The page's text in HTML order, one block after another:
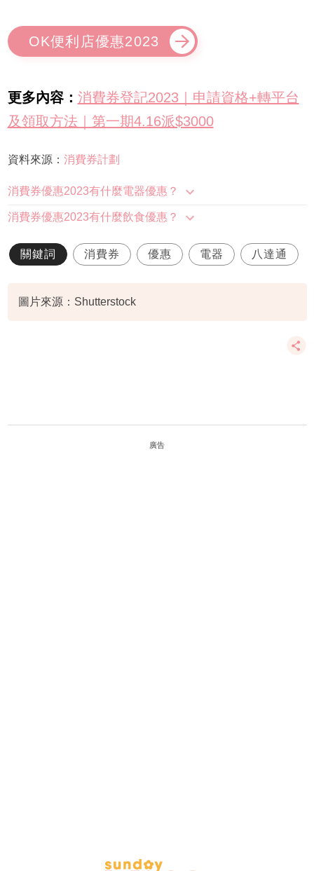
OK便利店優惠2023
更多內容： 消費券登記2023｜申請資格+轉平台
及領取方法｜第一期4.16派$3000
資料來源： 消費券計劃
消費券優惠2023有什麼電器優惠？
消費券優惠2023有什麼飲食優惠？
關鍵詞 消費券 優惠 電器 八達通
圖片來源：Shutterstock
廣告